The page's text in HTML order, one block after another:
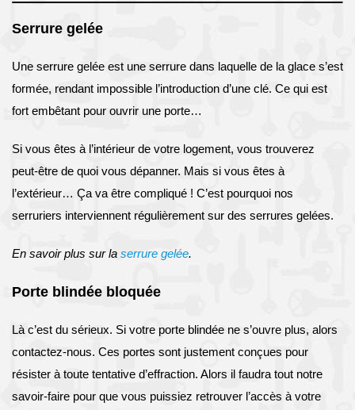
Serrure gelée
Une serrure gelée est une serrure dans laquelle de la glace s’est
formée, rendant impossible l’introduction d’une clé. Ce qui est
fort embêtant pour ouvrir une porte…
Si vous êtes à l’intérieur de votre logement, vous trouverez
peut-être de quoi vous dépanner. Mais si vous êtes à
l’extérieur… Ça va être compliqué ! C’est pourquoi nos
serruriers interviennent régulièrement sur des serrures gelées.
En savoir plus sur la serrure gelée.
Porte blindée bloquée
Là c’est du sérieux. Si votre porte blindée ne s’ouvre plus, alors
contactez-nous. Ces portes sont justement conçues pour
résister à toute tentative d’effraction. Alors il faudra tout notre
savoir-faire pour que vous puissiez retrouver l’accès à votre